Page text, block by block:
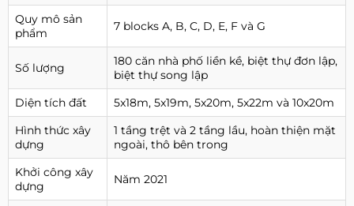
Quy mô sản
phẩm
7 blocks A, B, C, D, E, F và G
Số lượng
180 căn nhà phố liền kề, biệt thự đơn lập,
biệt thự song lập
Diện tích đất
5x18m, 5x19m, 5x20m, 5x22m và 10x20m
Hình thức xây
dựng
1 tầng trệt và 2 tầng lầu, hoàn thiện mặt
ngoài, thô bên trong
Khởi công xây
dựng
Năm 2021